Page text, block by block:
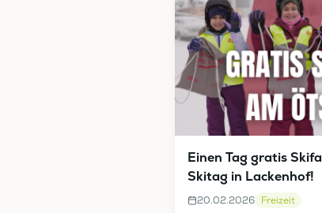
Einen Tag gratis
Skitag in Lackenhof!
20.02.2026 Freizeit